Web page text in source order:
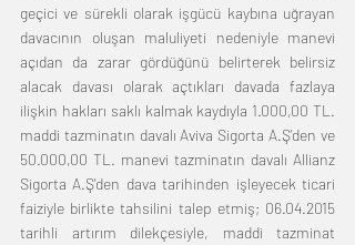
geçici ve sürekli olarak işgücü kaybına uğrayan
davacının oluşan maluliyeti nedeniyle manevi
açıdan da zarar gördüğünü belirterek belirsiz
alacak davası olarak açtıkları davada fazlaya
ilişkin hakları saklı kalmak kaydıyla 1.000,00 TL.
maddi tazminatın davalı Aviva Sigorta A.Ş'den ve
50.000,00 TL. manevi tazminatın davalı Allianz
Sigorta A.Ş'den dava tarihinden işleyecek ticari
faiziyle birlikte tahsilini talep etmiş; 06.04.2015
tarihli artırım dilekçesiyle, maddi tazminat